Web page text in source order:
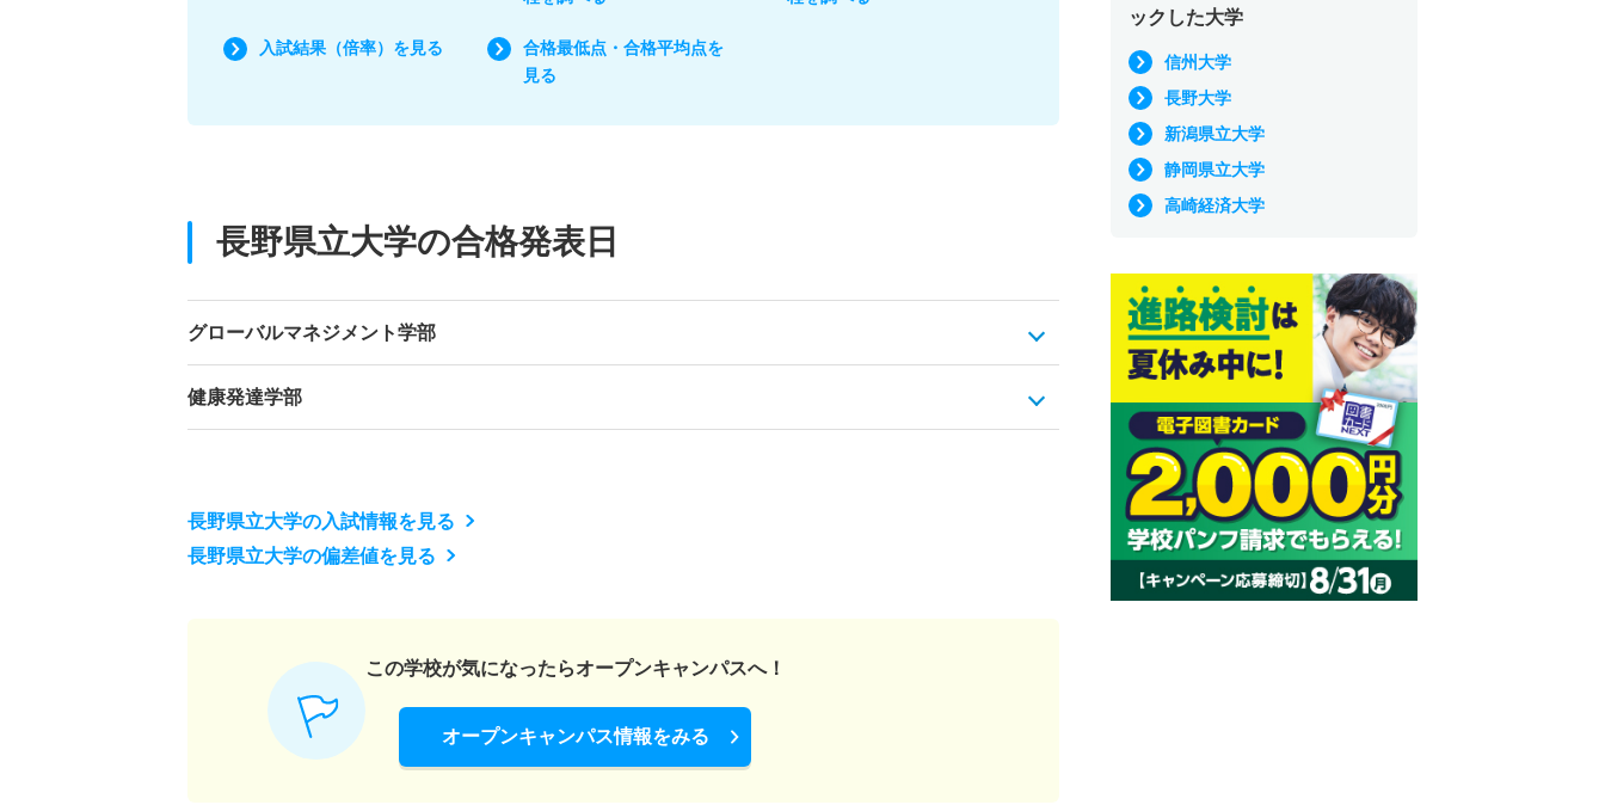
入試結果（倍率）を見る
合格最低点・合格平均点を
見る
長野県立大学の合格発表日
グローバルマネジメント学部
健康発達学部
長野県立大学の入試情報を見る
長野県立大学の偏差値を見る
この学校が気になったらオープンキャンパスへ！
オープンキャンパス情報をみる
ックした大学
信州大学
長野大学
新潟県立大学
静岡県立大学
高崎経済大学